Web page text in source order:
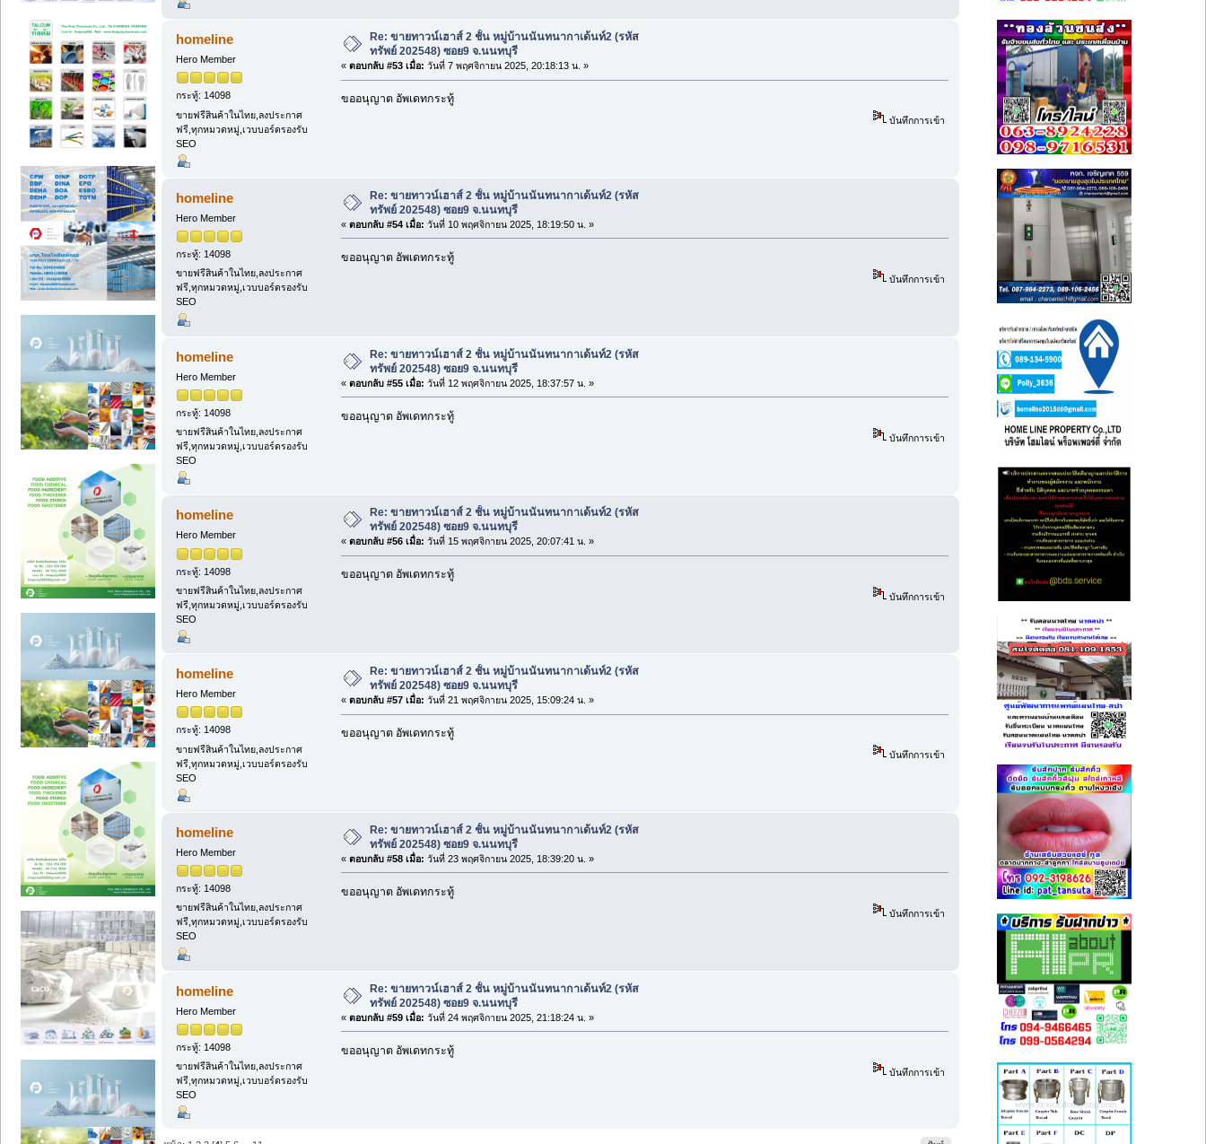
homeline
Hero Member
กระทู้: 14098
ขายฟรีสินค้าในไทย,ลงประกาศ
ฟรี,ทุกหมวดหมู่,เวบบอร์ดรองรับ
SEO
Re: ขายทาวน์เฮาส์ 2 ชั้น หมู่บ้านนันทนากาเด้นท์2 (รหัส
ทรัพย์ 202548) ซอย9 จ.นนทบุรี
« ตอบกลับ #53 เมื่อ: วันที่ 7 พฤศจิกายน 2025, 20:18:13 น. »
ขออนุญาต อัพเดทกระทู้
บันทึกการเข้า
homeline
Hero Member
กระทู้: 14098
ขายฟรีสินค้าในไทย,ลงประกาศ
ฟรี,ทุกหมวดหมู่,เวบบอร์ดรองรับ
SEO
Re: ขายทาวน์เฮาส์ 2 ชั้น หมู่บ้านนันทนากาเด้นท์2 (รหัส
ทรัพย์ 202548) ซอย9 จ.นนทบุรี
« ตอบกลับ #54 เมื่อ: วันที่ 10 พฤศจิกายน 2025, 18:19:50 น. »
ขออนุญาต อัพเดทกระทู้
บันทึกการเข้า
homeline
Hero Member
กระทู้: 14098
ขายฟรีสินค้าในไทย,ลงประกาศ
ฟรี,ทุกหมวดหมู่,เวบบอร์ดรองรับ
SEO
Re: ขายทาวน์เฮาส์ 2 ชั้น หมู่บ้านนันทนากาเด้นท์2 (รหัส
ทรัพย์ 202548) ซอย9 จ.นนทบุรี
« ตอบกลับ #55 เมื่อ: วันที่ 12 พฤศจิกายน 2025, 18:37:57 น. »
ขออนุญาต อัพเดทกระทู้
บันทึกการเข้า
homeline
Hero Member
กระทู้: 14098
ขายฟรีสินค้าในไทย,ลงประกาศ
ฟรี,ทุกหมวดหมู่,เวบบอร์ดรองรับ
SEO
Re: ขายทาวน์เฮาส์ 2 ชั้น หมู่บ้านนันทนากาเด้นท์2 (รหัส
ทรัพย์ 202548) ซอย9 จ.นนทบุรี
« ตอบกลับ #56 เมื่อ: วันที่ 15 พฤศจิกายน 2025, 20:07:41 น. »
ขออนุญาต อัพเดทกระทู้
บันทึกการเข้า
homeline
Hero Member
กระทู้: 14098
ขายฟรีสินค้าในไทย,ลงประกาศ
ฟรี,ทุกหมวดหมู่,เวบบอร์ดรองรับ
SEO
Re: ขายทาวน์เฮาส์ 2 ชั้น หมู่บ้านนันทนากาเด้นท์2 (รหัส
ทรัพย์ 202548) ซอย9 จ.นนทบุรี
« ตอบกลับ #57 เมื่อ: วันที่ 21 พฤศจิกายน 2025, 15:09:24 น. »
ขออนุญาต อัพเดทกระทู้
บันทึกการเข้า
homeline
Hero Member
กระทู้: 14098
ขายฟรีสินค้าในไทย,ลงประกาศ
ฟรี,ทุกหมวดหมู่,เวบบอร์ดรองรับ
SEO
Re: ขายทาวน์เฮาส์ 2 ชั้น หมู่บ้านนันทนากาเด้นท์2 (รหัส
ทรัพย์ 202548) ซอย9 จ.นนทบุรี
« ตอบกลับ #58 เมื่อ: วันที่ 23 พฤศจิกายน 2025, 18:39:20 น. »
ขออนุญาต อัพเดทกระทู้
บันทึกการเข้า
homeline
Hero Member
กระทู้: 14098
ขายฟรีสินค้าในไทย,ลงประกาศ
ฟรี,ทุกหมวดหมู่,เวบบอร์ดรองรับ
SEO
Re: ขายทาวน์เฮาส์ 2 ชั้น หมู่บ้านนันทนากาเด้นท์2 (รหัส
ทรัพย์ 202548) ซอย9 จ.นนทบุรี
« ตอบกลับ #59 เมื่อ: วันที่ 24 พฤศจิกายน 2025, 21:18:24 น. »
ขออนุญาต อัพเดทกระทู้
บันทึกการเข้า